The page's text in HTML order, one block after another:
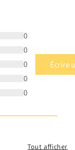
0
0
0
0
0
Écrire
Tout afficher